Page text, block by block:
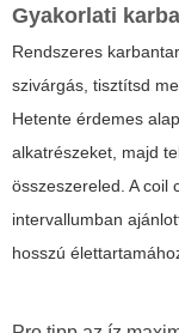
Gyakorlati
Rendszeres
szivárgás, tisztítsd
Hetente érdemes
alkatrészeket, majd
összeszereled. A coil
intervallumban
hosszú